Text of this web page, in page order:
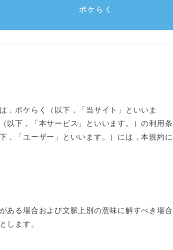
ポケらく
，ポケらく（以下，「当サイト」といいま
以下，「本サービス」といいます。）の利用条
，「ユーザー」といいます。）には，本規約に
ある場合および文脈上別の意味に解すべき場合
します。